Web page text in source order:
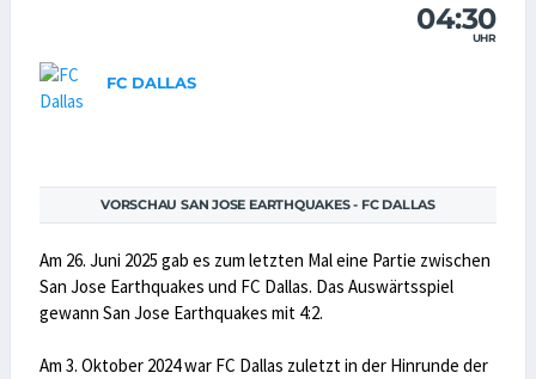
04:30
UHR
FC DALLAS
VORSCHAU SAN JOSE EARTHQUAKES - FC DALLAS
Am 26. Juni 2025 gab es zum letzten Mal eine Partie zwischen
San Jose Earthquakes und FC Dallas. Das Auswärtsspiel
gewann San Jose Earthquakes mit 4:2.
Am 3. Oktober 2024 war FC Dallas zuletzt in der Hinrunde der